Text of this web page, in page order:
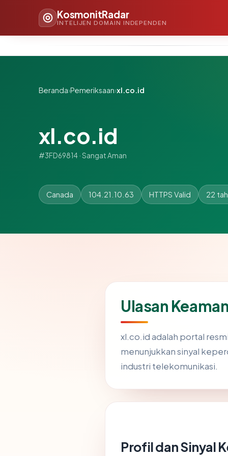
KosmonitRadar
INTELIJEN DOMAIN INDEPENDEN
Beranda›Pemeriksaan›xl.co.id
xl.co.id
#3FD69814 · Sangat Aman
Canada 104.21.10.63 HTTPS Valid 22
Ulasan
xl.co.id adalah portal
menunjukkan sinyal
industri telekomunikasi.
Profil dan Sinyal